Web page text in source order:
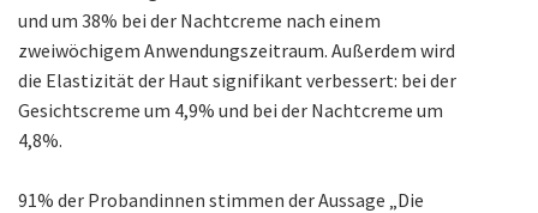
und um 38% bei der Nachtcreme nach einem
zweiwöchigem Anwendungszeitraum. Außerdem wird
die Elastizität der Haut signifikant verbessert: bei der
Gesichtscreme um 4,9% und bei der Nachtcreme um
4,8%.
91% der Probandinnen stimmen der Aussage „Die